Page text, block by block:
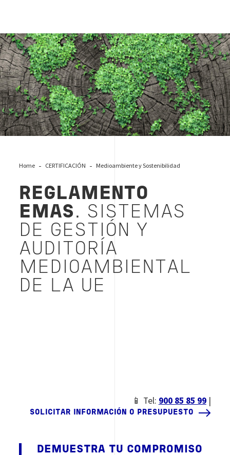
Reglamento EMAS - Sistemas de Gestión y Auditoría
Medioambiental de la UE
Home CERTIFICACIÓN Medioambiente y Sostenibilidad
REGLAMENTO
EMAS . SISTEMAS
DE GESTIÓN Y
AUDITORÍA
MEDIOAMBIENTAL
DE LA UE
📱 Tel: 900 85 85 99|
SOLICITAR INFORMACIÓN O PRESUPUESTO
DEMUESTRA TU COMPROMISO